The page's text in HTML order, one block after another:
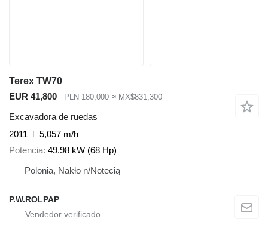
Terex TW70
EUR 41,800
PLN 180,000 ≈ MX$831,300
Excavadora de ruedas
2011
5,057 m/h
Potencia 49.98 kW (68 Hp)
Polonia, Nakło n/Notecią
P.W.ROLPAP